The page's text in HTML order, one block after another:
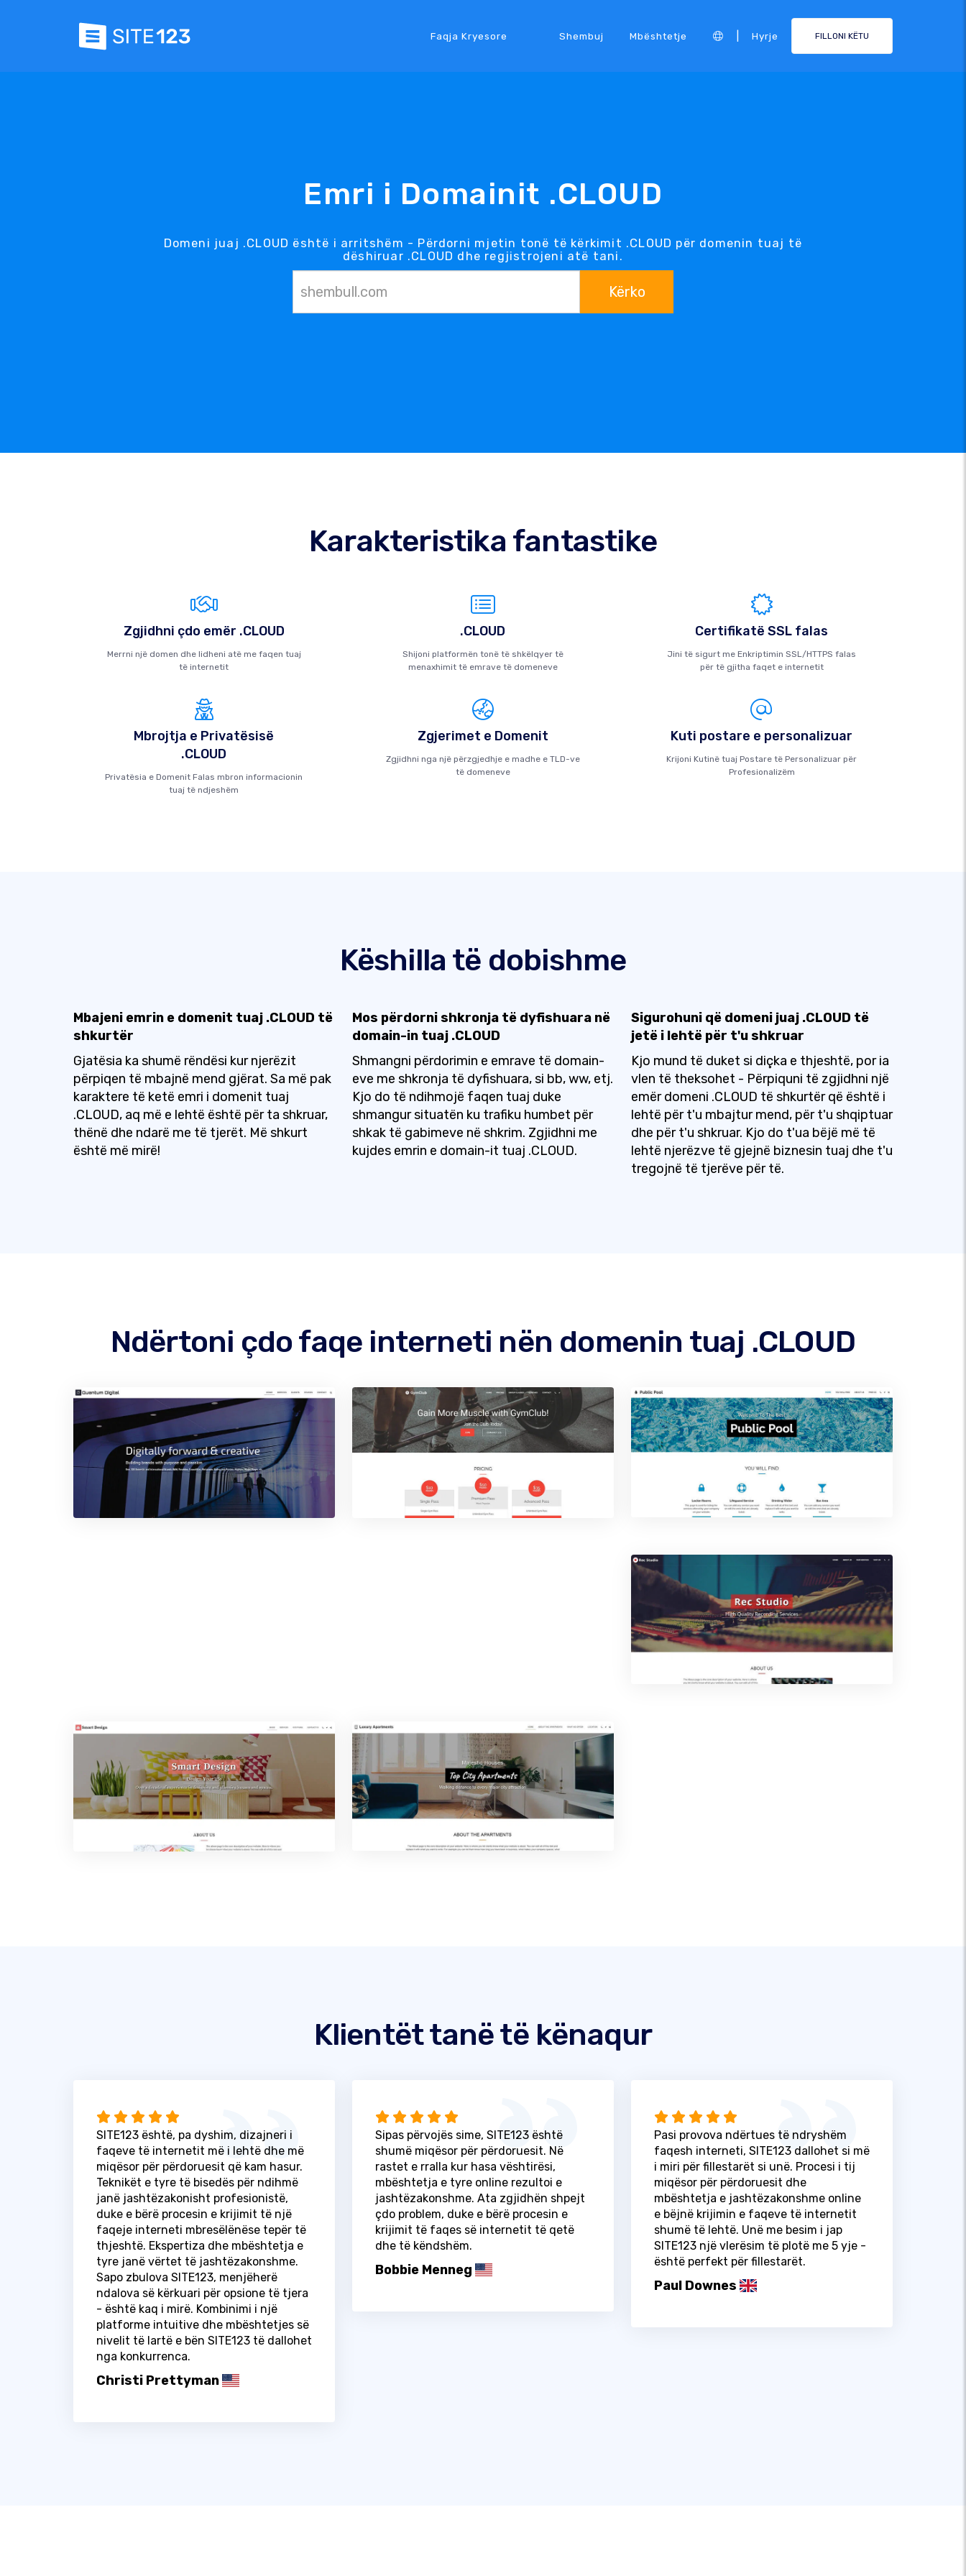
Faqja Kryesore Shembuj Mbështetje Hyrje FILLONI KËTU
Emri i Domainit .CLOUD
Domeni juaj .CLOUD është i arritshëm - Përdorni mjetin tonë të kërkimit .CLOUD për domenin tuaj të
dëshiruar .CLOUD dhe regjistrojeni atë tani.
Kërko
Karakteristika fantastike
Zgjidhni çdo emër .CLOUD
Merrni një domen dhe lidheni atë me faqen tuaj
të internetit
.CLOUD
Shijoni platformën tonë të shkëlqyer të
menaxhimit të emrave të domeneve
Certifikatë SSL falas
Jini të sigurt me Enkriptimin SSL/HTTPS falas
për të gjitha faqet e internetit
Mbrojtja e Privatësisë
.CLOUD
Privatësia e Domenit Falas mbron informacionin
tuaj të ndjeshëm
Zgjerimet e Domenit
Zgjidhni nga një përzgjedhje e madhe e TLD-ve
të domeneve
Kuti postare e personalizuar
Krijoni Kutinë tuaj Postare të Personalizuar për
Profesionalizëm
Këshilla të dobishme
Mbajeni emrin e domenit tuaj .CLOUD të
shkurtër
Gjatësia ka shumë rëndësi kur njerëzit
përpiqen të mbajnë mend gjërat. Sa më pak
karaktere të ketë emri i domenit tuaj
.CLOUD, aq më e lehtë është për ta shkruar,
thënë dhe ndarë me të tjerët. Më shkurt
është më mirë!
Mos përdorni shkronja të dyfishuara në
domain-in tuaj .CLOUD
Shmangni përdorimin e emrave të domain-
eve me shkronja të dyfishuara, si bb, ww, etj.
Kjo do të ndihmojë faqen tuaj duke
shmangur situatën ku trafiku humbet për
shkak të gabimeve në shkrim. Zgjidhni me
kujdes emrin e domain-it tuaj .CLOUD.
Sigurohuni që domeni juaj .CLOUD të
jetë i lehtë për t'u shkruar
Kjo mund të duket si diçka e thjeshtë, por ia
vlen të theksohet - Përpiquni të zgjidhni një
emër domeni .CLOUD të shkurtër që është i
lehtë për t'u mbajtur mend, për t'u shqiptuar
dhe për t'u shkruar. Kjo do t'ua bëjë më të
lehtë njerëzve të gjejnë biznesin tuaj dhe t'u
tregojnë të tjerëve për të.
Ndërtoni çdo faqe interneti nën domenin tuaj .CLOUD
Klientët tanë të kënaqur
SITE123 është, pa dyshim, dizajneri i
faqeve të internetit më i lehtë dhe më
miqësor për përdoruesit që kam hasur.
Teknikët e tyre të bisedës për ndihmë
janë jashtëzakonisht profesionistë,
duke e bërë procesin e krijimit të një
faqeje interneti mbresëlënëse tepër të
thjeshtë. Ekspertiza dhe mbështetja e
tyre janë vërtet të jashtëzakonshme.
Sapo zbulova SITE123, menjëherë
ndalova së kërkuari për opsione të tjera
- është kaq i mirë. Kombinimi i një
platforme intuitive dhe mbështetjes së
nivelit të lartë e bën SITE123 të dallohet
nga konkurrenca.
Christi Prettyman
Sipas përvojës sime, SITE123 është
shumë miqësor për përdoruesit. Në
rastet e rralla kur hasa vështirësi,
mbështetja e tyre online rezultoi e
jashtëzakonshme. Ata zgjidhën shpejt
çdo problem, duke e bërë procesin e
krijimit të faqes së internetit të qetë
dhe të këndshëm.
Bobbie Menneg
Pasi provova ndërtues të ndryshëm
faqesh interneti, SITE123 dallohet si më
i miri për fillestarët si unë. Procesi i tij
miqësor për përdoruesit dhe
mbështetja e jashtëzakonshme online
e bëjnë krijimin e faqeve të internetit
shumë të lehtë. Unë me besim i jap
SITE123 një vlerësim të plotë me 5 yje -
është perfekt për fillestarët.
Paul Downes